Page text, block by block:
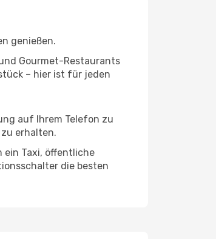
genießen.
Gourmet-Restaurants
– hier ist für jeden
auf Ihrem Telefon zu
erhalten.
ein Taxi, öffentliche
die besten